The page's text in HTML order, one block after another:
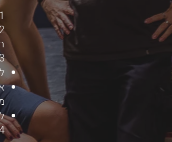
1. הגעה והשתתפות בכל המפגשים , כל מפגש ייערך כשלוש שעות.
2. במהלך הקורס יינתנו תרגילים -
3.